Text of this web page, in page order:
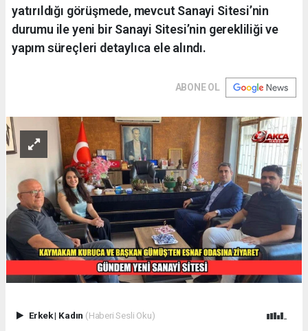
yatırıldığı görüşmede, mevcut Sanayi Sitesi’nin
durumu ile yeni bir Sanayi Sitesi’nin gerekliliği ve
yapım süreçleri detaylıca ele alındı.
ABONE OL
Erkek| Kadın (Haberi Sesli Oku)